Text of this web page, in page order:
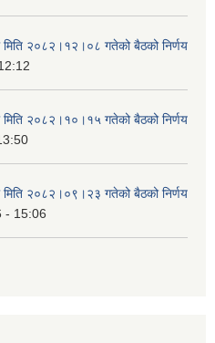
मिति २०८२।१२।०८ गतेको बैठको निर्णय
मिति २०८२।१०।१५ गतेको बैठको निर्णय
मिति २०८२।०९।२३ गतेको बैठको निर्णय
- 15:06